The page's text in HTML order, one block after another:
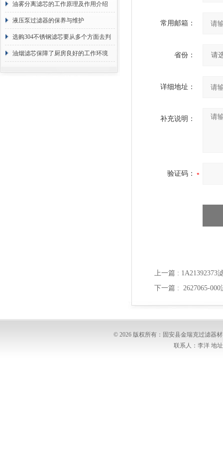
油雾分离滤芯的工作原理及作用介绍
液压泵过滤器的保养与维护
选购304不锈钢滤芯要从多个方面去判
断
油烟滤芯保障了厨房良好的工作环境
常用邮箱：
省份：
详细地址：
补充说明：
验证码：
上一篇 : 1A21392373
下一篇 : 2627065-
© 2026 版权所有：固安县金瑞克过滤器
联系人：李洋 地